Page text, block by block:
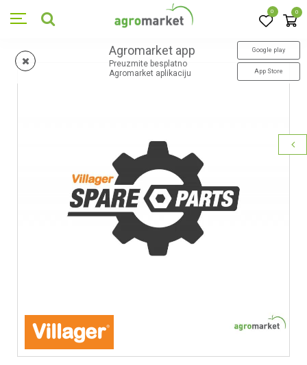
0 0
Agromarket app
Preuzmite besplatno
Agromarket aplikaciju
Google play
App Store